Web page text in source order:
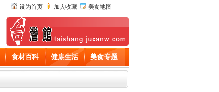
设为首页 加入收藏 美食地图
食材百科 健康生活 美食专题